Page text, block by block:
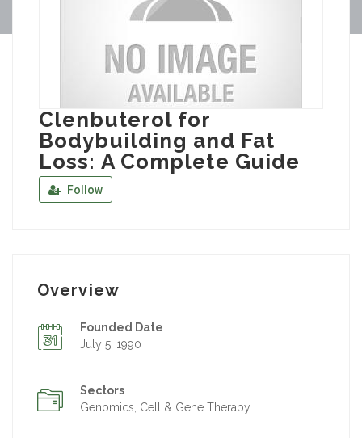
Clenbuterol for
Bodybuilding and Fat
Loss: A Complete Guide
Follow
Overview
Founded Date
July 5, 1990
Sectors
Genomics, Cell & Gene Therapy